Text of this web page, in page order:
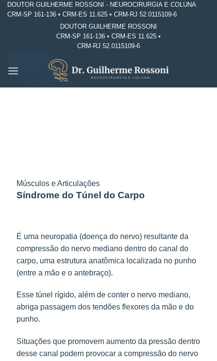
SkipDOUTOR GUILHERME ROSSONI - NEUROCIRURGIA E COLUNA
CRM-SP 161-136 • CRM-ES 11.625 • CRM-RJ 52.0115109-6
DOUTOR GUILHERME ROSSONI
CRM-SP 161-136 • CRM-ES 11.625 •
CRM-RJ 52.0115109-6
Músculos e Articulações
Síndrome do Túnel do Carpo
É uma neuropatia (doença do nervo) resultante da
compressão do nervo mediano dentro do canal do
carpo, uma estrutura anatômica localizada no punho
(entre a mão e o antebraço).
Esse túnel rígido, além de conter o nervo mediano,
abriga passagem dos tendões flexores da mão e do
punho.
Situações que promovem aumento da pressão dentro
desse canal podem provocar a compressão do nervo